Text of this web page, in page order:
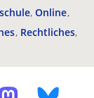
Online
Rechtliches